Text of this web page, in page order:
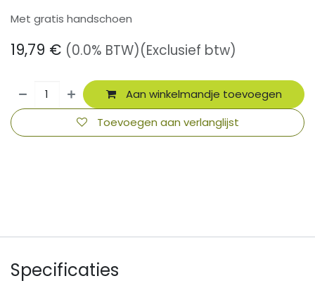
Met gratis handschoen
19,79 € (0.0% BTW)(Exclusief btw)
Aan winkelmandje toevoegen
Toevoegen aan verlanglijst
Specificaties